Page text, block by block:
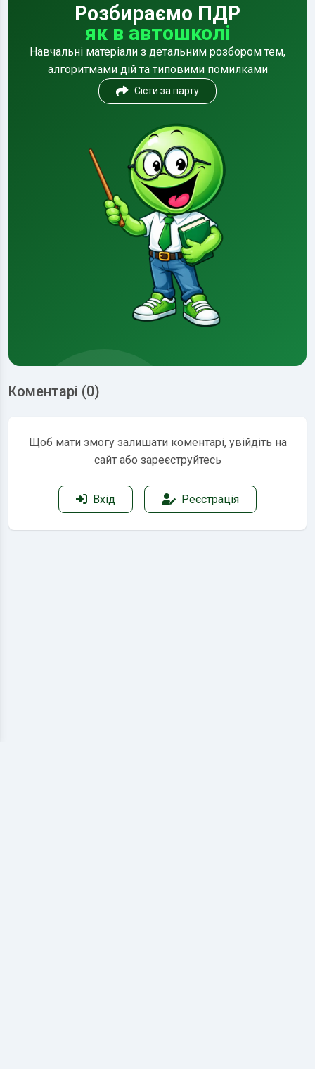
Розбираємо ПДР
як в автошколі
Навчальні матеріали з детальним розбором тем,
алгоритмами дій та типовими помилками
Сісти за парту
Коментарі (0)
Щоб мати змогу залишати коментарі, увійдіть на
сайт або зареєструйтесь
Вхід Реєстрація